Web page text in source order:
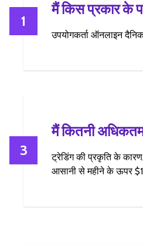
1
मैं किस प्रकार के
उपयोगकर्ता ऑनलाइन
3
मैं कितनी
ट्रेडिंग की प्रकृति के
आसानी से महीने के ऊपर